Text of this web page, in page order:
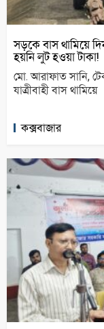
সড়কে বাস থামিয়ে
হয়নি লুট হওয়া টাকা!
মো. আরাফাত সানি,
যাত্রীবাহী বাস থামিয়ে
কক্সবাজার